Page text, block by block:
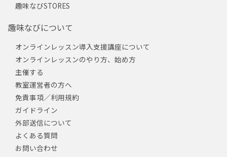
趣味なびSTORES
趣味なびについて
オンラインレッスン導入支援講座について
オンラインレッスンのやり方、始め方
主催する
教室運営者の方へ
免責事項／利用規約
ガイドライン
外部送信について
よくある質問
お問い合わせ